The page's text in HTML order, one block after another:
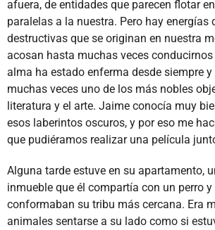
afuera, de entidades que parecen flotar
paralelas a la nuestra. Pero hay energías
destructivas que se originan en nuestra
acosan hasta muchas veces conducirnos
alma ha estado enferma desde siempre
muchas veces uno de los más nobles
literatura y el arte. Jaime conocía muy
esos laberintos oscuros, y por eso me
que pudiéramos realizar una película
Alguna tarde estuve en su apartamento,
inmueble que él compartía con un perro
conformaban su tribu más cercana. Era
animales sentarse a su lado como si